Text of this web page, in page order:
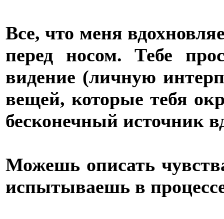
Все, что меня
перед носом. Тебе
видение (личную
вещей, которые тебя
бесконечный источник
Можешь описать
испытываешь в